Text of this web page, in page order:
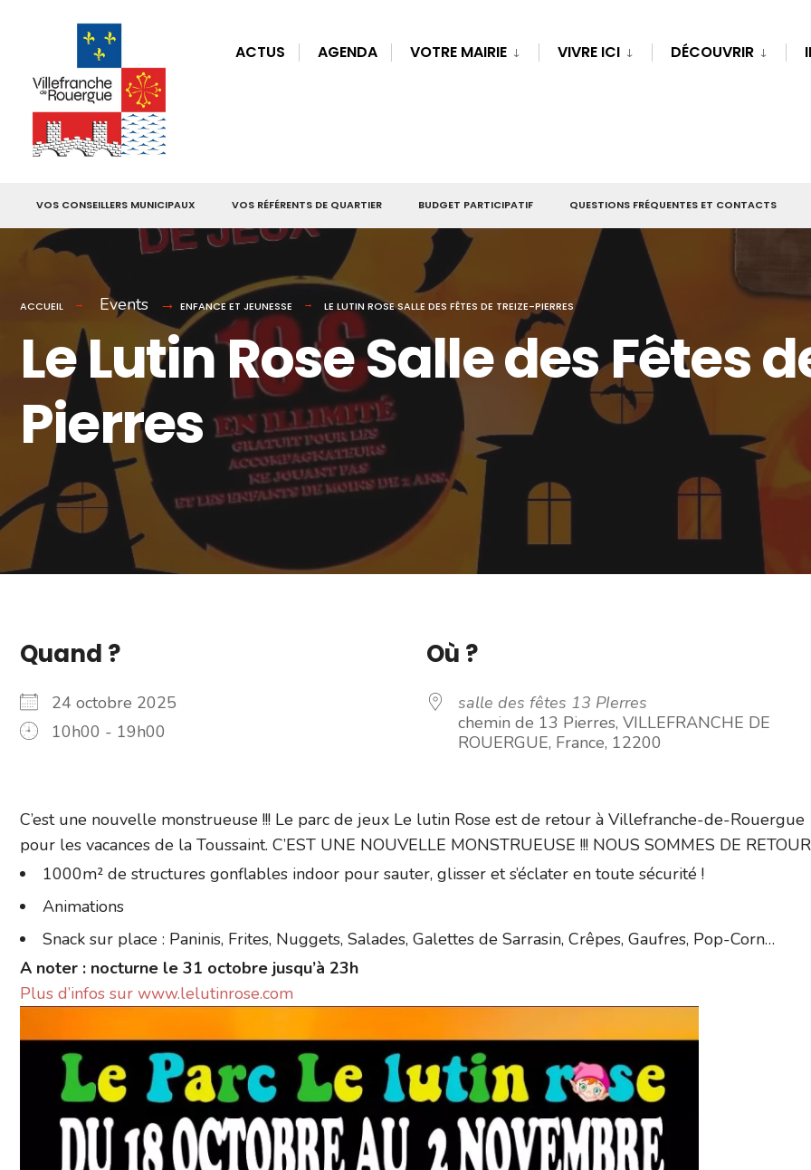
ACTUS AGENDA VOTRE MAIRIE VIVRE ICI DÉCOUVRIR
VOS CONSEILLERS MUNICIPAUX VOS RÉFÉRENTS DE QUARTIER BUDGET PARTICIPATIF QUESTIONS FRÉQUENTES ET CONTACTS
ACCUEIL Events ENFANCE ET JEUNESSE LE LUTIN ROSE SALLE DES FÊTES DE TREIZE-PIERRES
Le Lutin Rose Salle des Fêtes
Pierres
Quand ?
24 octobre 2025
10h00 - 19h00
Où ?
salle des fêtes 13 PIerres
chemin de 13 Pierres, VILLEFRANCHE DE
ROUERGUE, France, 12200
C’est une nouvelle monstrueuse !!! Le parc de jeux Le lutin Rose est de retour à Villefranche-de-Rouergue
pour les vacances de la Toussaint. C’EST UNE NOUVELLE MONSTRUEUSE !!! NOUS SOMMES DE RETOUR
1000m² de structures gonflables indoor pour sauter, glisser et s’éclater en toute sécurité !
Animations
Snack sur place : Paninis, Frites, Nuggets, Salades, Galettes de Sarrasin, Crêpes, Gaufres, Pop-Corn…
A noter : nocturne le 31 octobre jusqu’à 23h
Plus d’infos sur www.lelutinrose.com